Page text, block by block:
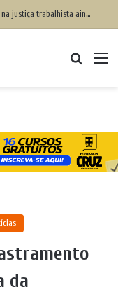
O fim da escala 6×1 reduz horas, mas os riscos na justiça trabalhista ainda serão os mesmos
da